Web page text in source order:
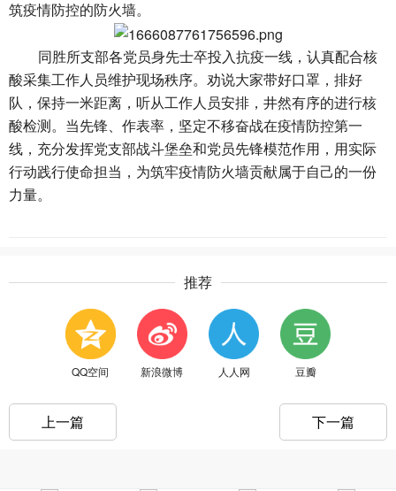
筑疫情防控的防火墙。
同胜所支部各党员身先士卒投入抗疫一线，认真配合核
酸采集工作人员维护现场秩序。劝说大家带好口罩，排好
队，保持一米距离，听从工作人员安排，井然有序的进行核
酸检测。当先锋、作表率，坚定不移奋战在疫情防控第一
线，充分发挥党支部战斗堡垒和党员先锋模范作用，用实际
行动践行使命担当，为筑牢疫情防火墙贡献属于自己的一份
力量。
推荐
QQ空间 新浪微博 人人网 豆瓣
上一篇 下一篇